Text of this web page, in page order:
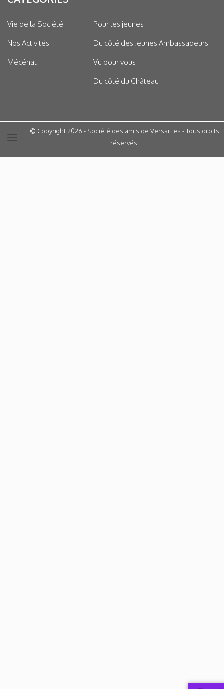
Vie de la Société
Nos Activités
Mécénat
Pour les jeunes
Du côté des Jeunes Ambassadeurs
Vu pour vous
Du côté du Château
© Copyright 2026 - Société des amis de Versailles - Tous droits
réservés.